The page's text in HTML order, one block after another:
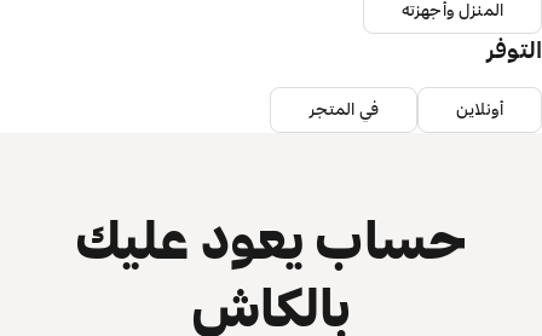
المنزل وأجهزته
التوفر
أونلاين في المتجر
حساب يعود عليك
بالكاش